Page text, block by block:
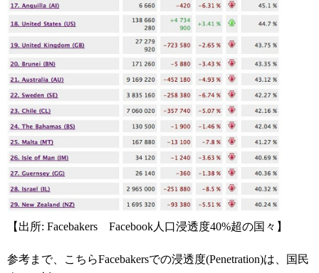
【出所: Facebakers Facebook人口浸透度40%超の国々】
参考まで、こちらFacebakersでの浸透度(Penetration)は、国民